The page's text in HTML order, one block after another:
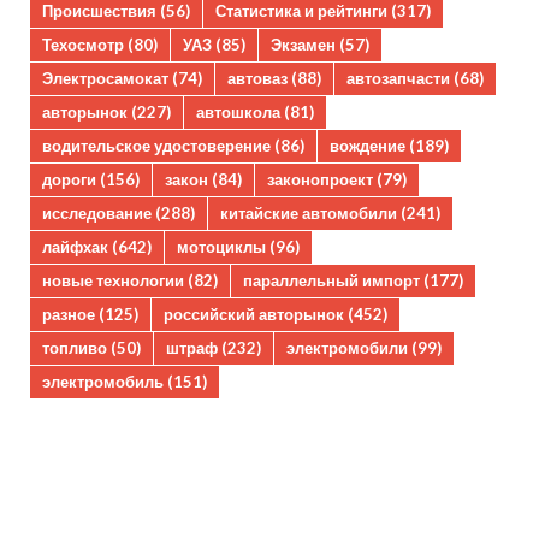
Происшествия (56) Статистика и рейтинги (317)
Техосмотр (80) УАЗ (85) Экзамен (57)
Электросамокат (74) автоваз (88) автозапчасти (68)
авторынок (227) автошкола(81)
водительское удостоверение (86) вождение (189)
дороги (156) закон (84) законопроект (79)
исследование (288) китайские автомобили (241)
лайфхак (642) мотоциклы (96)
новые технологии (82) параллельный импорт (177)
разное (125) российский авторынок (452)
топливо (50) штраф (232) электромобили (99)
электромобиль (151)